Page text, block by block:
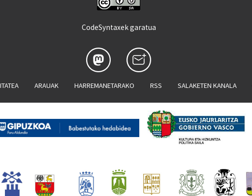
CodeSyntaxek garatua
ARAUAK HARREMANETARAKO RSS SALAKETEN KANALA